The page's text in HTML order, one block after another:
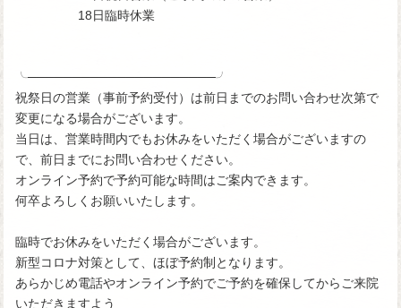
18日臨時休業
╰─────────────────────╯
祝祭日の営業（事前予約受付）は前日までのお問い合わせ次第で
変更になる場合がございます。
当日は、営業時間内でもお休みをいただく場合がございますの
で、前日までにお問い合わせください。
オンライン予約で予約可能な時間はご案内できます。
何卒よろしくお願いいたします。
臨時でお休みをいただく場合がございます。
新型コロナ対策として、ほぼ予約制となります。
あらかじめ電話やオンライン予約でご予約を確保してからご来院
いただきますよう